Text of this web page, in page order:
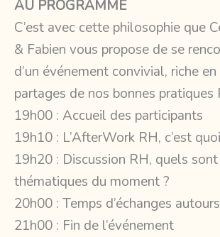
AU PROGRAMME
C’est avec cette philosophie que
& Fabien vous propose de se
d’un événement convivial, riche
partages de nos bonnes pratiques
19h00 : Accueil des participants
19h10 : L’AfterWork RH, c’est
19h20 : Discussion RH, quels
thématiques du moment ?
20h00 : Temps d’échanges
21h00 : Fin de l’événement